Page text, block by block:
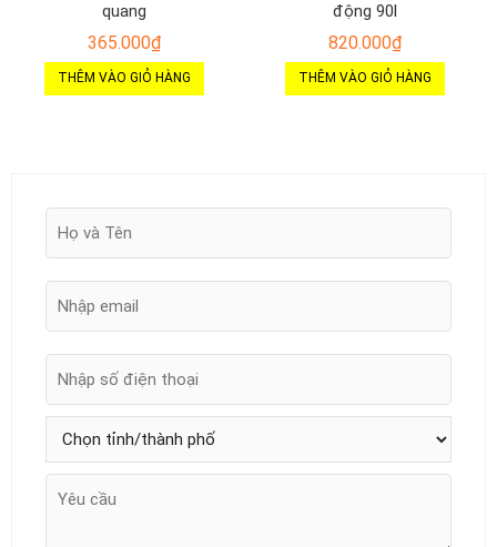
quang
365.000₫
THÊM VÀO GIỎ HÀNG
động 90l
820.000₫
THÊM VÀO GIỎ HÀNG